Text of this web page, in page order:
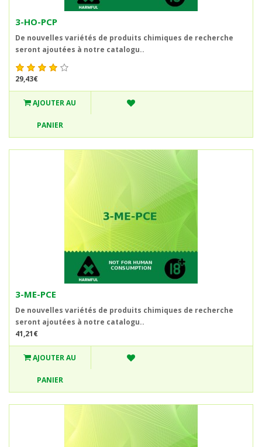
3-HO-PCP
De nouvelles variétés de produits chimiques de recherche
seront ajoutées à notre catalogu..
29,43€
AJOUTER AU
PANIER
3-ME-PCE
De nouvelles variétés de produits chimiques de recherche
seront ajoutées à notre catalogu..
41,21€
AJOUTER AU
PANIER